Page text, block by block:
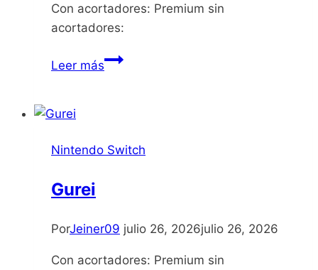
Con acortadores: Premium sin
acortadores:
Leer másSense
Nintendo Switch
Gurei
PorJeiner09 julio 26, 2026julio 26, 2026
Con acortadores: Premium sin